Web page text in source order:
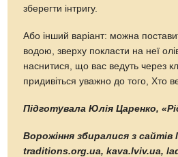
зберегти інтригу.
Або інший варіант: можна
водою, зверху покласти на неї
наснитися, що вас ведуть через
придивіться уважно до того, Хто
Підготувала Юлія Царенко,
Ворожіння збиралися з сайтів
traditions.org.ua, kava.lviv.ua,